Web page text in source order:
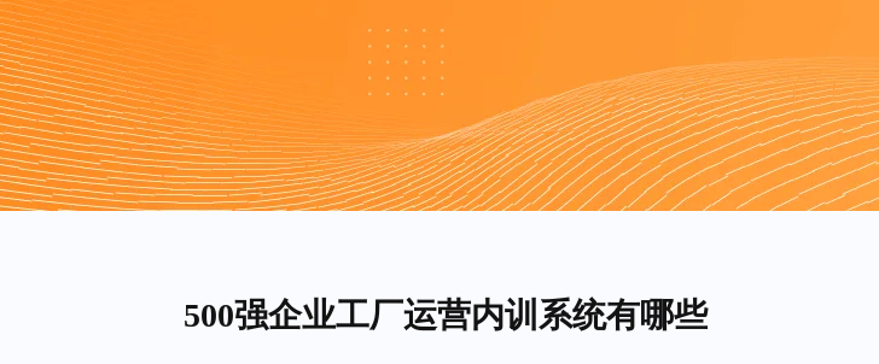
500强企业工厂运营内训系统有哪些